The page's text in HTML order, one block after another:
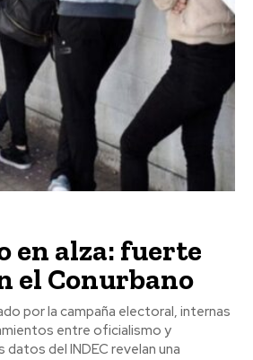
en alza: fuerte
el Conurbano
por la campaña electoral, internas
entre oficialismo y
del INDEC revelan una